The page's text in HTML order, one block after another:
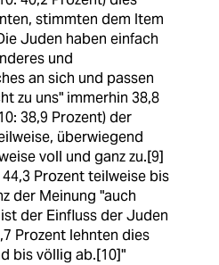
stimmten dem Item
Juden haben einfach
und
an sich und passen
zu uns" immerhin 38,8
38,9 Prozent) der
überwiegend
voll und ganz zu.[9]
Prozent teilweise bis
der Meinung "auch
der Einfluss der Juden
Prozent lehnten dies
bis völlig ab.[10]"